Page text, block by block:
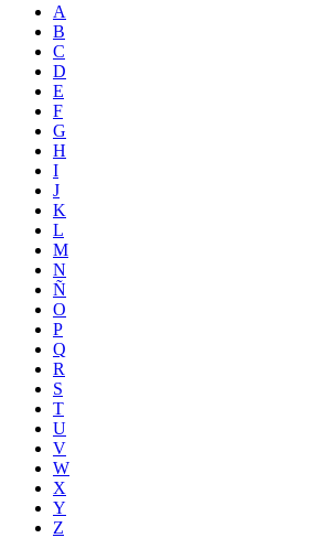
A
B
C
D
E
F
G
H
I
J
K
L
M
N
Ñ
O
P
Q
R
S
T
U
V
W
X
Y
Z